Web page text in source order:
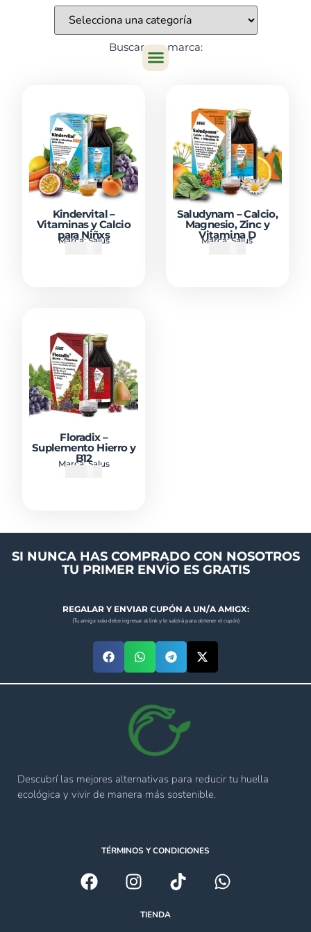
Buscar por marca:
Kindervital –
Vitaminas y Calcio
para Niñxs
Marca:Salus
Saludynam – Calcio,
Magnesio, Zinc y
Vitamina D
Marca:Salus
Floradix –
Suplemento Hierro y
B12
Marca:Salus
SI NUNCA HAS COMPRADO CON NOSOTROS
TU PRIMER ENVÍO ES GRATIS
REGALAR Y ENVIAR CUPÓN A UN/A AMIGX:
(Tu amigx solo debe ingresar al link y le saldrá para obtener el cupón)
Descubrí las mejores alternativas para reducir tu huella
ecológica y vivir de manera más sostenible.
TÉRMINOS Y CONDICIONES
TIENDA